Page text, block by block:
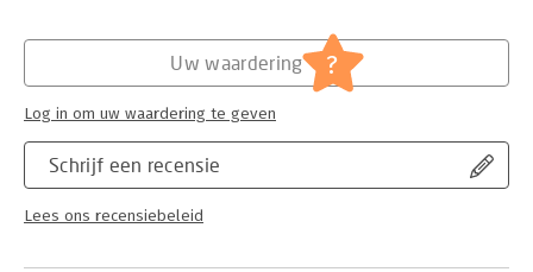
Literatuur en romans
Schrijf een recensie
Lees ons recensiebeleid
Uw waardering ?
Log in om uw waardering te geven